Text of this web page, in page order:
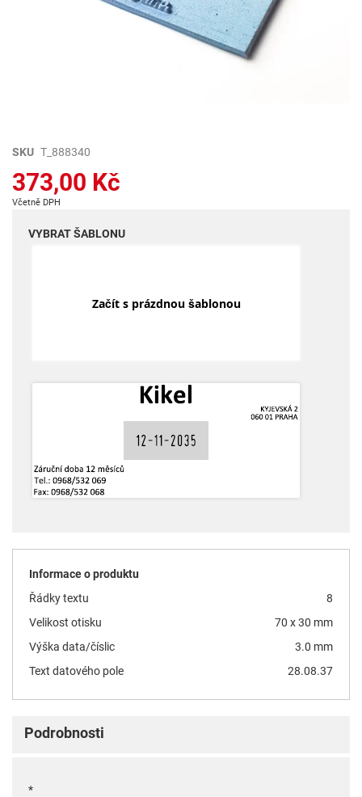
Přeskočit
začátek
galerie
obrázky
SKU T_888340
373,00 Kč
Včetně DPH
VYBRAT ŠABLONU
Začít s prázdnou šablonou
Informace o produktu
Řádky textu
8
Velikost otisku
70 x 30 mm
Výška data/číslic
3.0 mm
Text datového pole
28.08.37
Podrobnosti
*